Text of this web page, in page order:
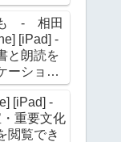
ーション
も - 相田
[iPad] -
と朗読を
ーション
[iPad] -
重要文化
閲覧でき